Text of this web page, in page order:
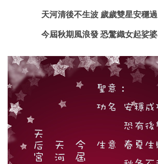
天河清後不生波 歲歲雙星安穩過
今屆秋期風浪發 恐驚織女起娑婆